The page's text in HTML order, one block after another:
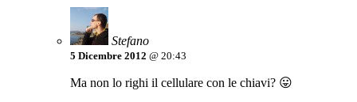
Stefano
5 Dicembre 2012 @ 20:43
Ma non lo righi il cellulare con le chiavi? 😛